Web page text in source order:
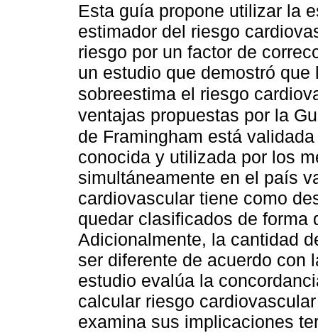
Esta guía propone utilizar la
estimador del riesgo
riesgo por un factor de
un estudio que demostró
sobreestima el riesgo
ventajas propuestas por la
de Framingham está
conocida y utilizada por los
simultáneamente en el país
cardiovascular tiene como
quedar clasificados de forma
Adicionalmente, la cantidad
ser diferente de acuerdo con
estudio evalúa la
calcular riesgo
examina sus implicaciones